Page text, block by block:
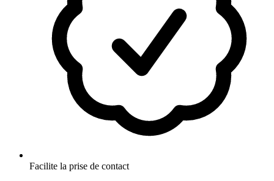
Facilite la prise de contact